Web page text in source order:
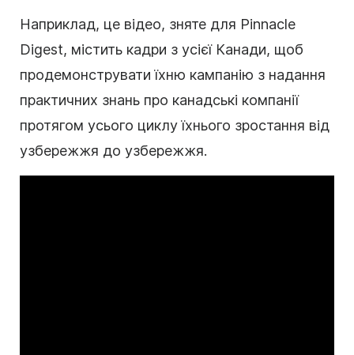
Наприклад, це відео, зняте для Pinnacle
Digest, містить кадри з усієї Канади, щоб
продемонструвати їхню кампанію з надання
практичних знань про канадські компанії
протягом усього циклу їхнього зростання від
узбережжя до узбережжя.